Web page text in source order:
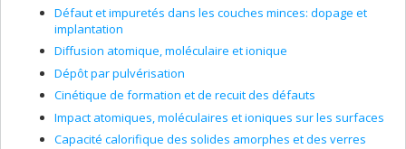
Défaut et impuretés dans les couches minces: dopage et
implantation
Diffusion atomique, moléculaire et ionique
Dépôt par pulvérisation
Cinétique de formation et de recuit des défauts
Impact atomiques, moléculaires et ioniques sur les surfaces
Capacité calorifique des solides amorphes et des verres